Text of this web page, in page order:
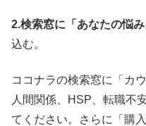
2.検索窓に「あなたの悩
込む。
ココナラの検索窓に「カ
人間関係、HSP、転職不
てください。さらに「購